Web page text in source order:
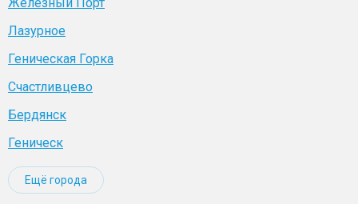
Лазурное
Геническая Горка
Счастливцево
Бердянск
Геническ
Ещё города